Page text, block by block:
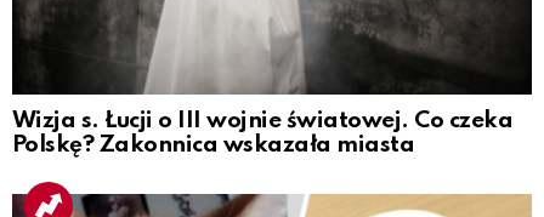
Wizja s. Łucji o III wojnie światowej. Co czeka
Polskę? Zakonnica wskazała miasta